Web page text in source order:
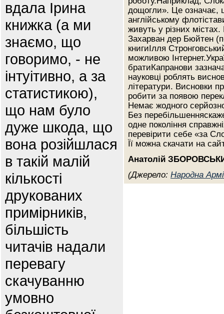
вдала Ірина
книжка (а ми
знаємо, що
говоримо, - не
інтуітивно, а за
статистикою),
що нам було
дуже шкода, що
вона розійшлася
в такій малій
кількості
друкованих
примірників,
більшість
читачів надали
перевагу
скачуванню
умовно
дощогли». Це означає,
англійському
живуть у різних
Захарван дер Бюйтен
книгиІлля
можливою
братиКапранови
науковці роблять
літератури. Висновки
робити за появою
Немає жодного
Без
одне покоління
перевірити себе «за
Її можна скачати на
Анатолій
(Джерело: Народна